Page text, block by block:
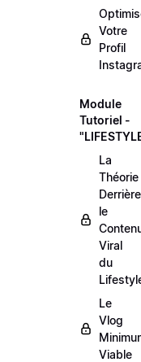
Votre
Profil
Module
Tutoriel -
La
Théorie
Derrière
le
Viral
du
Le
Vlog
Viable